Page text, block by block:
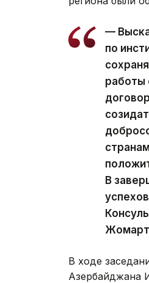
—
по
работы
В
Жомарт
В ходе
Азербайджана